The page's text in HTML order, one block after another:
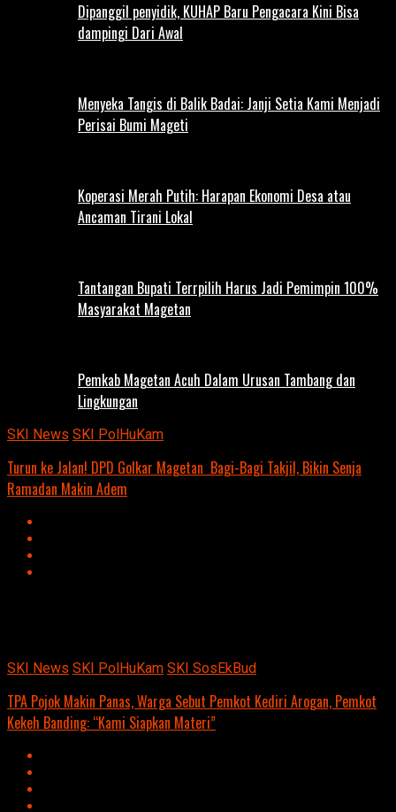
Dipanggil penyidik, KUHAP Baru Pengacara Kini Bisa
dampingi Dari Awal
Menyeka Tangis di Balik Badai: Janji Setia Kami Menjadi
Perisai Bumi Mageti
Koperasi Merah Putih: Harapan Ekonomi Desa atau
Ancaman Tirani Lokal
Tantangan Bupati Terrpilih Harus Jadi Pemimpin 100%
Masyarakat Magetan
Pemkab Magetan Acuh Dalam Urusan Tambang dan
Lingkungan
SKI News SKI PolHuKam
Turun ke Jalan! DPD Golkar Magetan Bagi-Bagi Takjil, Bikin Senja
Ramadan Makin Adem
SKI News SKI PolHuKam SKI SosEkBud
TPA Pojok Makin Panas, Warga Sebut Pemkot Kediri Arogan, Pemkot
Kekeh Banding: “Kami Siapkan Materi”